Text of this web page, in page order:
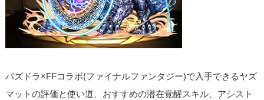
パズドラ×FFコラボ(ファイナルファンタジー)で入手できるヤズ
マットの評価と使い道、おすすめの潜在覚醒スキル、アシスト